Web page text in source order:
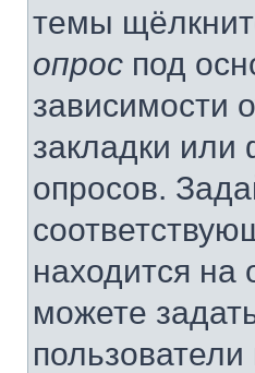
темы
опрос под
зависимости
закладки
опросов.
находится на
можете